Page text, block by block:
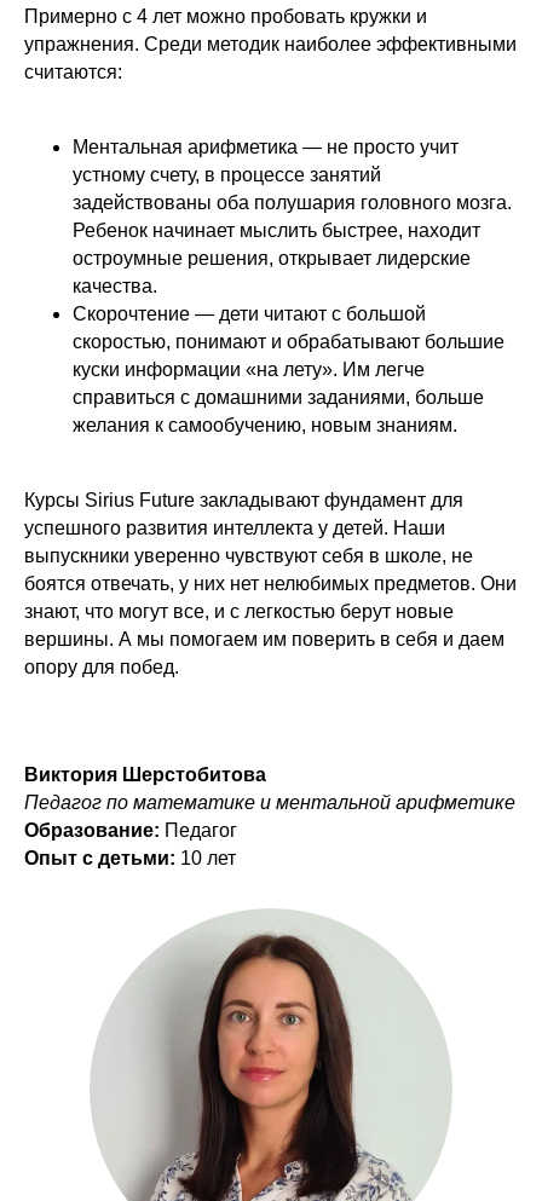
Примерно с 4 лет можно пробовать кружки и
упражнения. Среди методик наиболее эффективными
считаются:
Ментальная арифметика — не просто учит
устному счету, в процессе занятий
задействованы оба полушария головного мозга.
Ребенок начинает мыслить быстрее, находит
остроумные решения, открывает лидерские
качества.
Скорочтение — дети читают с большой
скоростью, понимают и обрабатывают большие
куски информации «на лету». Им легче
справиться с домашними заданиями, больше
желания к самообучению, новым знаниям.
Курсы Sirius Future закладывают фундамент для
успешного развития интеллекта у детей. Наши
выпускники уверенно чувствуют себя в школе, не
боятся отвечать, у них нет нелюбимых предметов. Они
знают, что могут все, и с легкостью берут новые
вершины. А мы помогаем им поверить в себя и даем
опору для побед.
Виктория Шерстобитова
Педагог по математике и ментальной арифметике
Образование: Педагог
Опыт с детьми: 10 лет
Курсы для
1−4 классов
Улучшаем оценки в школе, развиваем
когнитивные и творческие способности,
прививаем любовь к учебе.
1-4 класс от 1 155 ₽/занятие
Развивающие
занятия для
детей
Все уроки проходят
платформе.
от 1 376 ₽/занятие
Обучающие
программы для
детей
Наши преподаватели сделают
обучение увлекательным
приключением.
от 1 155 ₽/занятие
4+ лет